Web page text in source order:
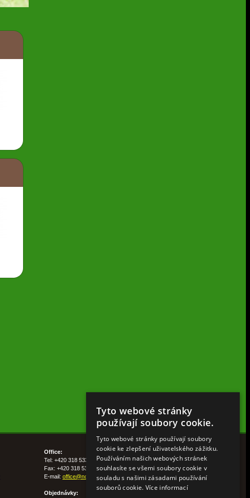
Office:
Tel: +420 318 533 511
Fax: +420 318 533 513
E-mail: office@nohelgarden.cz
Objednávky:
Tyto webové stránky
používají soubory cookie.
Tyto webové stránky používají soubory
cookie ke zlepšení uživatelského zážitku.
Používáním našich webových stránek
souhlasíte se všemi soubory cookie v
souladu s našimi zásadami používání
souborů cookie. Více informací